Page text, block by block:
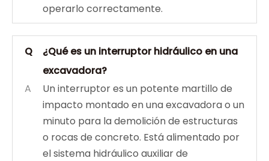
operarlo correctamente.
Q
¿Qué es un interruptor hidráulico en una
excavadora?
A
Un interruptor es un potente martillo de
impacto montado en una excavadora o un
minuto para la demolición de estructuras
o rocas de concreto. Está alimentado por
el sistema hidráulico auxiliar de